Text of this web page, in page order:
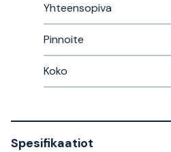
Yhteensopiva
Pinnoite
Koko
Spesifikaatiot